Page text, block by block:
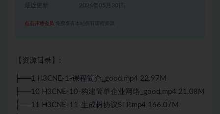
2026年05月30日
点击开通会员 免费享有本站所有课程资源
【资源目录】:
├──1 H3CNE-1-课程简介_good.mp4 22.97M
├──10 H3CNE-10-构建简单企业网络_good.mp4 21.08M
├──11 H3CNE-11-生成树协议STP.mp4 166.07M